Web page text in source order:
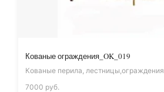
Кованые ограждения_OK_019
Кованые перила, лестницы,ограждения
7000 руб.